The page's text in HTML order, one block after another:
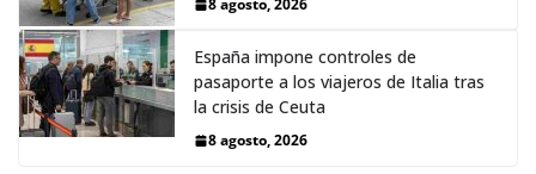
8 agosto, 2026
España impone controles de
pasaporte a los viajeros de Italia tras
la crisis de Ceuta
8 agosto, 2026